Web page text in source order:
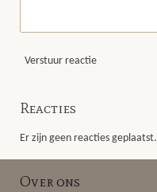
Verstuur reactie
Reacties
Er zijn geen reacties geplaatst.
Over ons